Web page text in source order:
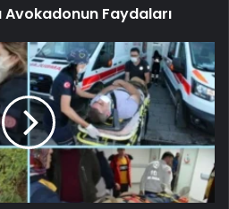
Faydaları